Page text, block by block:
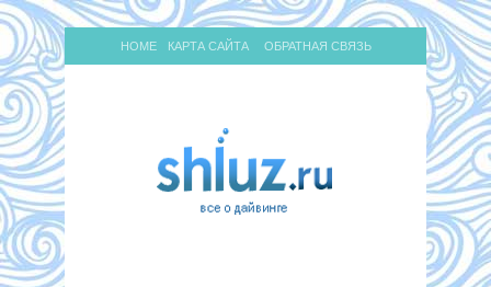
HOME КАРТА САЙТА ОБРАТНАЯ СВЯЗЬ